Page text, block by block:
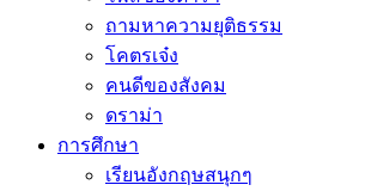
ถามหาความยุติธรรม
โคตรเจ๋ง
คนดีของสังคม
ดราม่า
การศึกษา
เรียนอังกฤษสนุกๆ